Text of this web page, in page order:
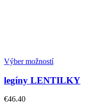
Výber možností
legíny LENTILKY
€46.40